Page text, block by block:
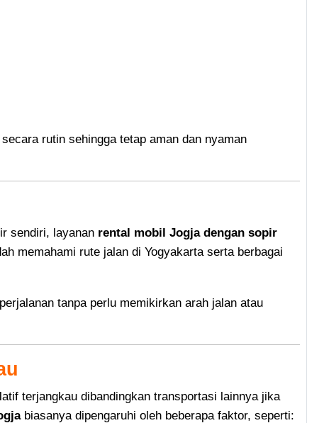
rutin sehingga tetap aman dan nyaman
sendiri, layanan rental mobil Jogja dengan sopir
memahami rute jalan di Yogyakarta serta berbagai
tanpa perlu memikirkan arah jalan atau
terjangkau dibandingkan transportasi lainnya jika
biasanya dipengaruhi oleh beberapa faktor, seperti: